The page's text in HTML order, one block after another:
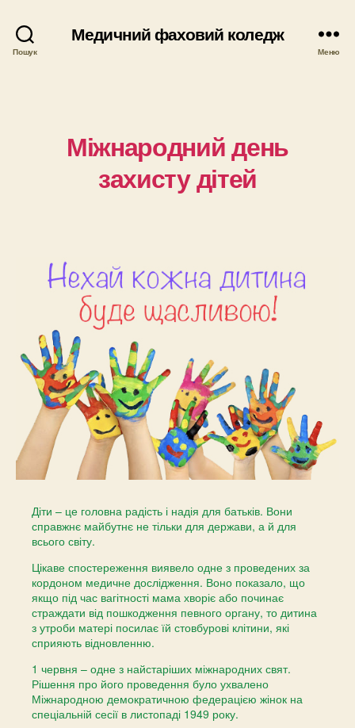
Пошук
Медичний фаховий коледж
Меню
Міжнародний день
захисту дітей
Діти – це головна радість і надія для батьків. Вони
справжнє майбутнє не тільки для держави, а й для
всього світу.
Цікаве спостереження виявело одне з проведених за
кордоном медичне дослідження. Воно показало, що
якщо під час вагітності мама хворіє або починає
страждати від пошкодження певного органу, то дитина
з утроби матері посилає їй стовбурові клітини, які
сприяють відновленню.
1 червня – одне з найстаріших міжнародних свят.
Рішення про його проведення було ухвалено
Міжнародною демократичною федерацією жінок на
спеціальній сесії в листопаді 1949 року.